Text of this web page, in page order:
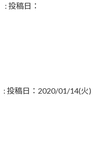
: 投稿日：
: 投稿日：2020/01/14(火)